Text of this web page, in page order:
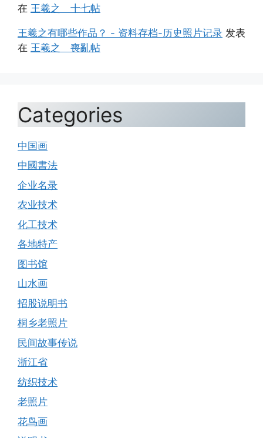
在 王羲之 十七帖
王羲之有哪些作品？ - 资料存档-历史照片记录 发表
在 王羲之 喪亂帖
Categories
中国画
中國書法
企业名录
农业技术
化工技术
各地特产
图书馆
山水画
招股说明书
桐乡老照片
民间故事传说
浙江省
纺织技术
老照片
花鸟画